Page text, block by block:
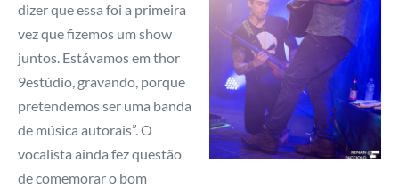
dizer que essa foi a primeira
vez que fizemos um show
juntos. Estávamos em thor
9estúdio, gravando, porque
pretendemos ser uma banda
de música autorais”. O
vocalista ainda fez questão
de comemorar o bom